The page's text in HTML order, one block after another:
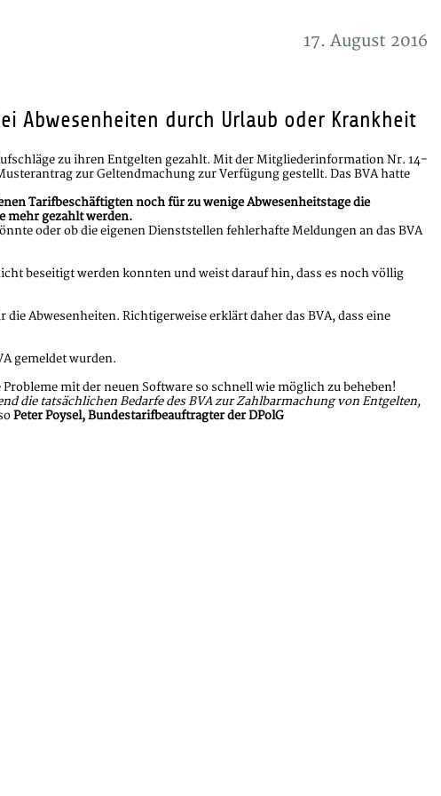
17. August 2016
Abwesenheiten durch Urlaub oder Krankheit
zu ihren Entgelten gezahlt. Mit der Mitgliederinformation Nr. 14-
zur Geltendmachung zur Verfügung gestellt. Das BVA hatte
Tarifbeschäftigten noch für zu wenige Abwesenheitstage die
mehr gezahlt werden.
oder ob die eigenen Dienststellen fehlerhafte Meldungen an das BVA
beseitigt werden konnten und weist darauf hin, dass es noch völlig
Abwesenheiten. Richtigerweise erklärt daher das BVA, dass eine
gemeldet wurden.
mit der neuen Software so schnell wie möglich zu beheben!
die tatsächlichen Bedarfe des BVA zur Zahlbarmachung von Entgelten,
Peter Poysel, Bundestarifbeauftragter der DPolG